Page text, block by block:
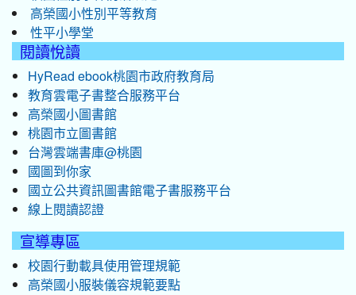
高榮國小性別平等教育
性平小學堂
閱讀悅讀
HyRead ebook桃園市政府教育局
教育雲電子書整合服務平台
高榮國小圖書館
桃園市立圖書館
台灣雲端書庫@桃園
國圖到你家
國立公共資訊圖書館電子書服務平台
線上閱讀認證
宣導專區
校園行動載具使用管理規範
高榮國小服裝儀容規範要點